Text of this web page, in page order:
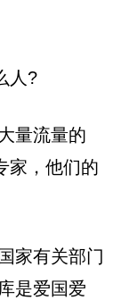
人?
量流量的
家，他们的
家有关部门
是爱国爱